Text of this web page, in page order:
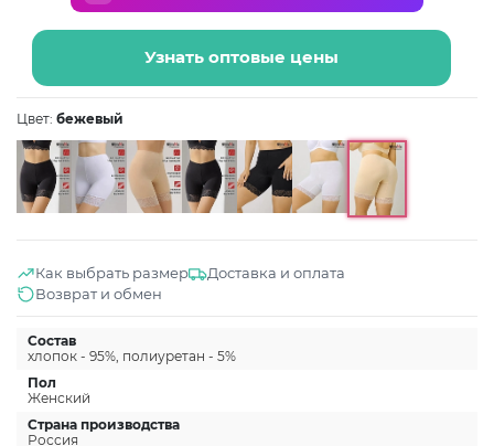
Узнать оптовые цены
Цвет: бежевый
Как выбрать размер
Доставка и оплата
Возврат и обмен
Состав
хлопок - 95%, полиуретан - 5%
Пол
Женский
Страна производства
Россия